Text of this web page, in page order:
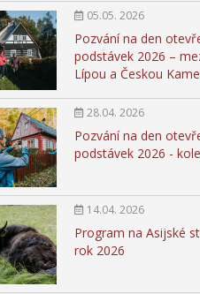
05.05. 2026
Pozvání na den
podstávek 2026 –
Lípou a Českou
28.04. 2026
Pozvání na den
podstávek 2026 -
14.04. 2026
Program na Asijské
rok 2026